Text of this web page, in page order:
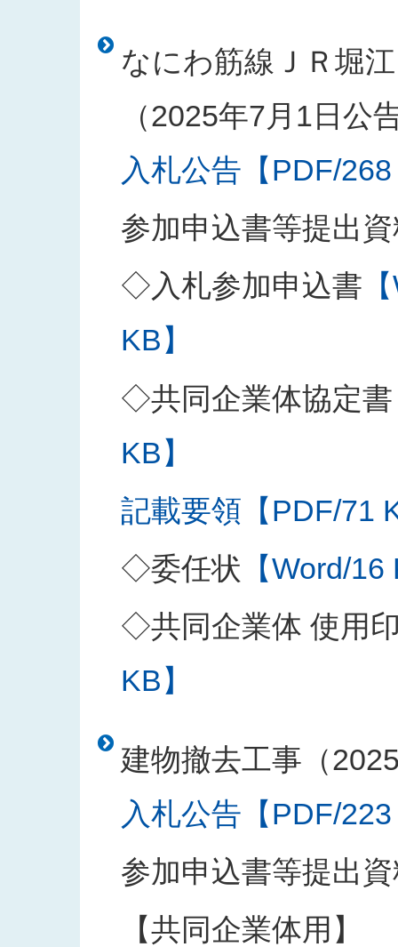
なにわ筋線ＪＲ堀
（2025年7月1日公
入札公告【PDF/
参加申込書等提出
◇入札参加申込書
KB】
◇共同企業体協定書
KB】
記載要領【PDF/71
◇委任状 【Word/
◇共同企業体 使用
KB】
建物撤去工事（
入札公告【PDF/
参加申込書等提出
【共同企業体用】